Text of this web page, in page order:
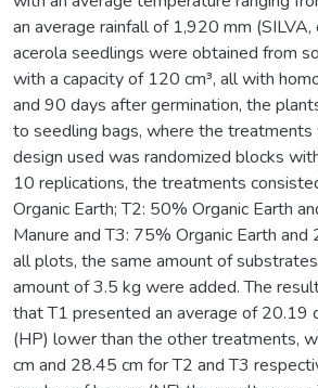
an average rainfall of 1,920 mm
acerola seedlings were obtained from
with a capacity of 120 cm³, all with
and 90 days after germination, the
to seedling bags, where the treatments
design used was randomized blocks
10 replications, the treatments
Organic Earth; T2: 50% Organic Earth
Manure and T3: 75% Organic Earth and
all plots, the same amount of
amount of 3.5 kg were added. The
that T1 presented an average of 20.19
(HP) lower than the other treatments,
cm and 28.45 cm for T2 and T3